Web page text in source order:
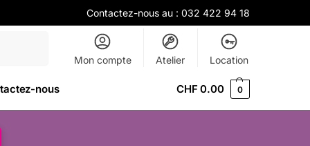
Contactez-nous au : 032 422 94 18
Mon compte Atelier Location
nous CHF 0.00 0